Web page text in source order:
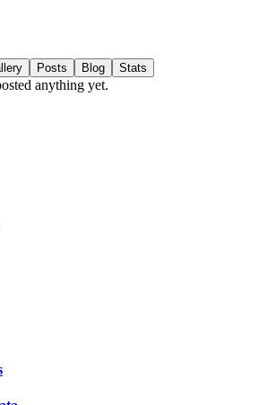
Posts Blog Stats
anything yet.